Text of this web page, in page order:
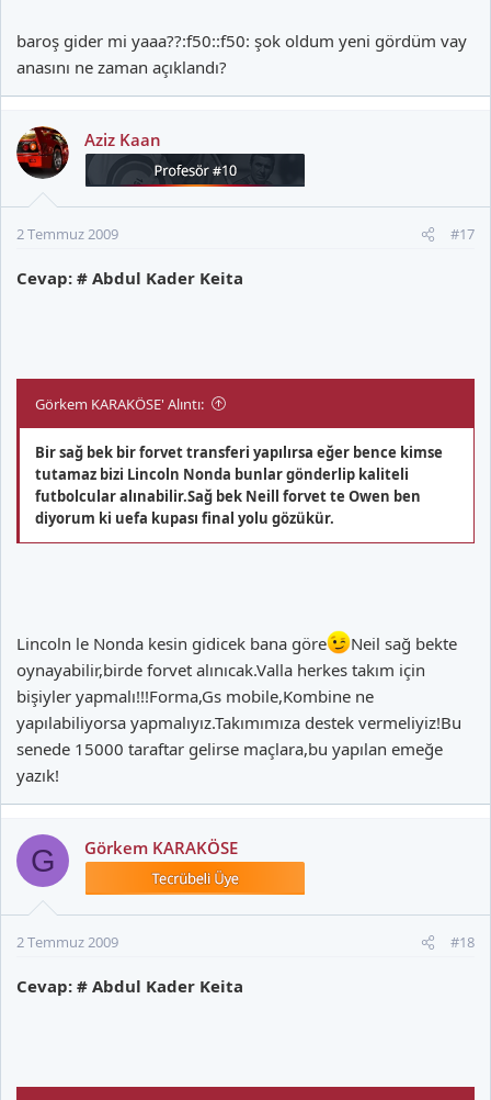
baroş gider mi yaaa??:f50::f50: şok oldum yeni gördüm vay
anasını ne zaman açıklandı?
Aziz Kaan
2 Temmuz 2009 #17
Cevap: # Abdul Kader Keita
Görkem KARAKÖSE' Alıntı:
Bir sağ bek bir forvet transferi yapılırsa eğer bence kimse
tutamaz bizi Lincoln Nonda bunlar gönderlip kaliteli
futbolcular alınabilir.Sağ bek Neill forvet te Owen ben
diyorum ki uefa kupası final yolu gözükür.
Lincoln le Nonda kesin gidicek bana göre
Neil sağ bekte
oynayabilir,birde forvet alınıcak.Valla herkes takım için
bişiyler yapmalı!!!Forma,Gs mobile,Kombine ne
yapılabiliyorsa yapmalıyız.Takımımıza destek vermeliyiz!Bu
senede 15000 taraftar gelirse maçlara,bu yapılan emeğe
yazık!
G Görkem KARAKÖSE
2 Temmuz 2009 #18
Cevap: # Abdul Kader Keita